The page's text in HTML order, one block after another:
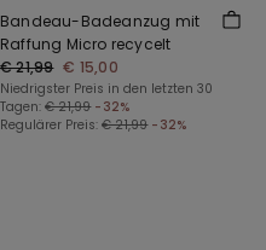
Bandeau-Badeanzug mit
Raffung Micro recycelt
€ 21,99 € 15,00
Niedrigster Preis in den letzten 30
Tagen: € 21,99 -32%
Regulärer Preis: € 21,99 -32%